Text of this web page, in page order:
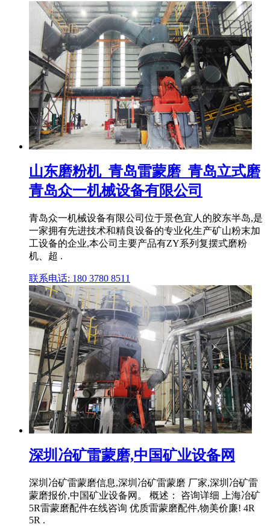
山东磨粉机_青岛雷蒙磨_青岛立式磨
青岛众一机械设备有限公司
青岛众一机械设备有限公司位于景色宜人的胶东半岛,是
一家拥有先进技术和精良设备的专业化生产矿山粉末加
工设备的企业,本公司主要产品有ZY系列复摆式磨粉
机、超 .
联系电话: 180 3780 8511
深圳冶矿雷蒙磨,中国矿业设备网
深圳冶矿雷蒙磨信息,深圳冶矿雷蒙磨 厂家,深圳冶矿雷
蒙磨报价,中国矿业设备网。 概述： 咨询详细 上海冶矿
5R雷蒙磨配件在线咨询 优质雷蒙磨配件,物美价廉! 4R
5R .